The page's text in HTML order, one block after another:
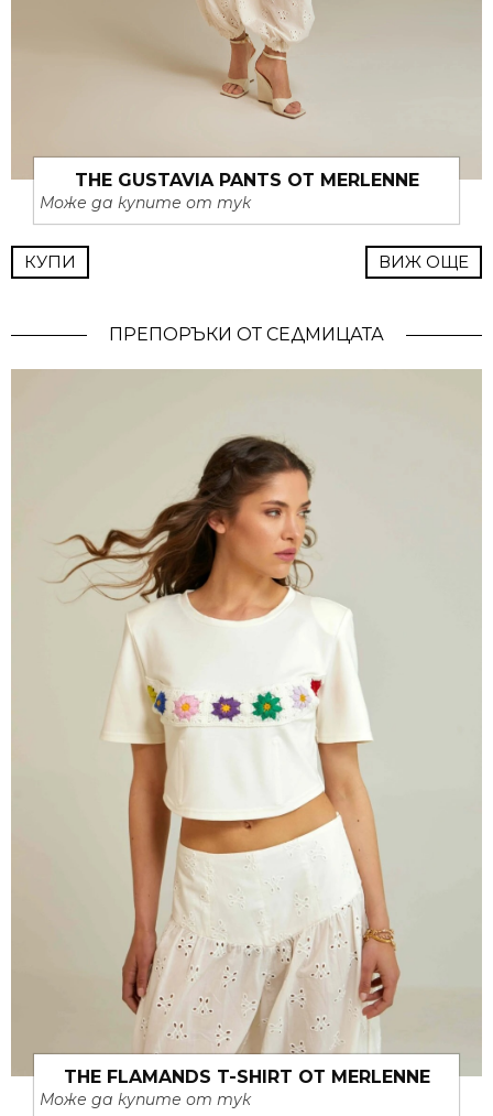
THE GUSTAVIA PANTS ОТ MERLENNE
Може да купите от тук
КУПИ ВИЖ ОЩЕ
ПРЕПОРЪКИ ОТ СЕДМИЦАТА
THE FLAMANDS T-SHIRT ОТ MERLENNE
Може да купите от тук